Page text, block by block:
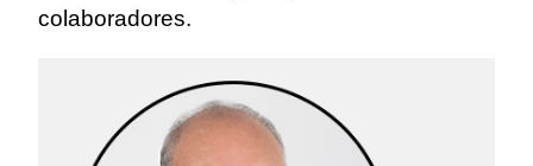
colaboradores.